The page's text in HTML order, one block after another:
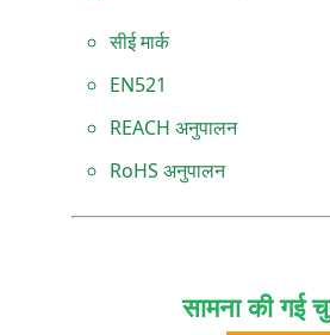
सीई मार्क
EN521
REACH अनुपालन
RoHS अनुपालन
सामना की गई